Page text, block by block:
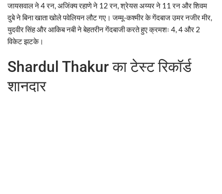
जायसवाल ने 4 रन, अजिंक्य रहाणे ने 12 रन, श्रेयस अय्यर ने 11 रन और शिवम
दुबे ने बिना खाता खोले पवेलियन लौट गए। जम्मू-कश्मीर के गेंदबाज उमर नजीर मीर,
युदवीर सिंह और आकिब नबी ने बेहतरीन गेंदबाजी करते हुए क्रमशः 4, 4 और 2
विकेट झटके।
Shardul Thakur का टेस्ट रिकॉर्ड
शानदार